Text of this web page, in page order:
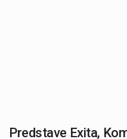
Predstave Exita,